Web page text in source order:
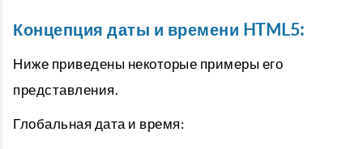
Концепция даты и времени HTML5:
Ниже приведены некоторые примеры его
представления.
Глобальная дата и время: